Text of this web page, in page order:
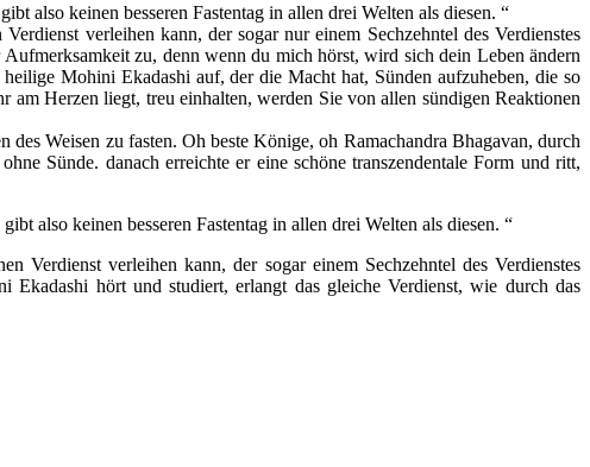
also keinen besseren Fastentag in allen drei Welten als diesen. “
verleihen kann, der sogar nur einem Sechzehntel des Verdienstes
zu, denn wenn du mich hörst, wird sich dein Leben ändern
Mohini Ekadashi auf, der die Macht hat, Sünden aufzuheben, die so
Herzen liegt, treu einhalten, werden Sie von allen sündigen Reaktionen
Weisen zu fasten. Oh beste Könige, oh Ramachandra Bhagavan, durch
Sünde. danach erreichte er eine schöne transzendentale Form und ritt,
also keinen besseren Fastentag in allen drei Welten als diesen. “
verleihen kann, der sogar einem Sechzehntel des Verdienstes
hört und studiert, erlangt das gleiche Verdienst, wie durch das